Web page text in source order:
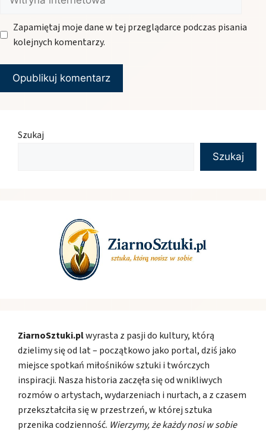
internetowa
Zapamiętaj moje dane w tej przeglądarce podczas pisania
kolejnych komentarzy.
Szukaj
Szukaj
ZiarnoSztuki.plwyrasta z pasji do kultury, którą
dzielimy się od lat – początkowo jako portal, dziś jako
miejsce spotkań miłośników sztuki i twórczych
inspiracji. Nasza historia zaczęła się od wnikliwych
rozmów o artystach, wydarzeniach i nurtach, a z czasem
przekształciła się w przestrzeń, w której sztuka
przenika codzienność. Wierzymy, że każdy nosi w sobie